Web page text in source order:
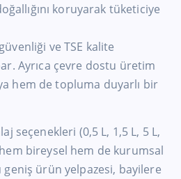
koruyarak tüketiciye
ve TSE kalite
Ayrıca çevre dostu üretim
hem de topluma duyarlı bir
seçenekleri (0,5 L, 1,5 L, 5 L,
bireysel hem de kurumsal
ürün yelpazesi, bayilere